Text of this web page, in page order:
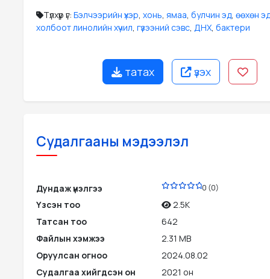
Түлхүүр үг: Бэлчээрийн үхэр, хонь, ямаа, булчин эд, өөхөн эд
холбоот линолийн хүчил, гүзээний сэвс, ДНХ, бактери
татах үзэх
Судалгааны мэдээлэл
Дундаж үнэлгээ 0 (0)
Үзсэн тоо
2.5K
Татсан тоо
642
Файлын хэмжээ
2.31 MB
Оруулсан огноо
2024.08.02
Судалгаа хийгдсэн он
2021 он